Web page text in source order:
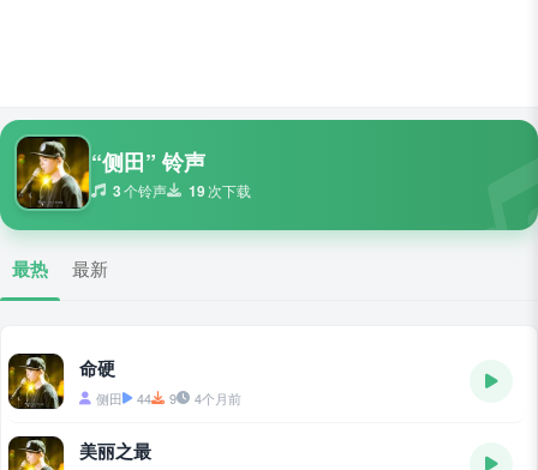
“侧田” 铃声
3个铃声 19次下载
最热 最新
命硬
侧田 44 9 4个月前
美丽之最